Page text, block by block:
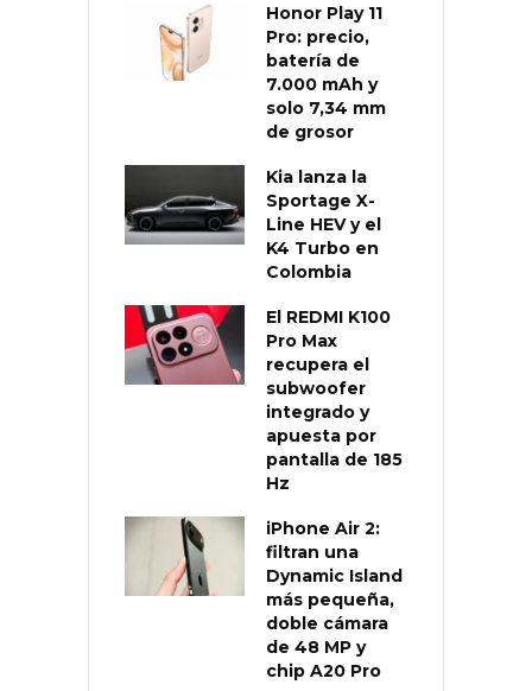
Honor Play 11
Pro: precio,
batería de
7.000 mAh y
solo 7,34 mm
de grosor
Kia lanza la
Sportage X-
Line HEV y el
K4 Turbo en
Colombia
El REDMI K100
Pro Max
recupera el
subwoofer
integrado y
apuesta por
pantalla de 185
Hz
iPhone Air 2:
filtran una
Dynamic Island
más pequeña,
doble cámara
de 48 MP y
chip A20 Pro